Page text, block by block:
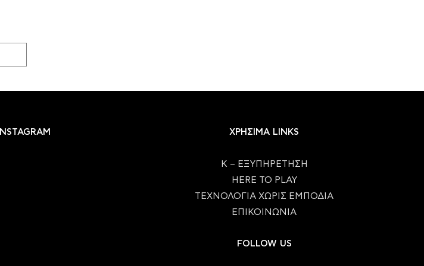
INSTAGRAM ΧΡΗΣΙΜΑ LINKS
Κ – ΕΞΥΠΗΡΕΤΗΣΗ
HERE TO PLAY
ΤΕΧΝΟΛΟΓΙΑ ΧΩΡΙΣ ΕΜΠΟΔΙΑ
ΕΠΙΚΟΙΝΩΝΙΑ
FOLLOW US